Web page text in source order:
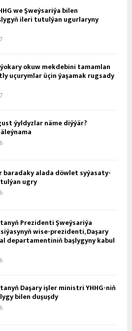
we Şweýsariýa bilen
ileri tutulýan ugurlaryny
okuw mekdebini tamamlan
uçurymlar üçin ýaşamak rugsady
ýyldyzlar näme diýýär?
ba­ra­da­ky ala­da döw­let sy­ýa­sa­ty­
ug­ry
Prezidenti Şweýsariýa
wise-prezidenti, Daşary
departamentiniň başlygyny kabul
Daşary işler ministri ÝHHG-niň
bilen duşuşdy